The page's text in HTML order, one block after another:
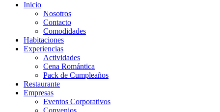
Inicio
Nosotros
Contacto
Comodidades
Habitaciones
Experiencias
Actividades
Cena Romántica
Pack de Cumpleaños
Restaurante
Empresas
Eventos Corporativos
Convenios